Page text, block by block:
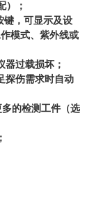
）；
键，可显示及设
模式、紫外线或
器过载损坏；
探伤需求时自动
的检测工件（选